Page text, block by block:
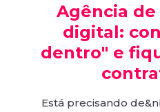
Agência
digital:
dentro" e
Está precisando